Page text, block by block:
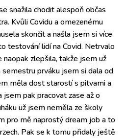
snažila chodit alespoň občas
Kvůli Covidu a omezenému
skončit a našla jsem si více
testování lidí na Covid. Netrvalo
naopak zlepšila, takže jsem už
prváku jsem si dala od
měla dost starostí s pitvami a
jsem pak pracovat zase až o
už jsem neměla ze školy
pro mě naprostý dream job a to
Pak se k tomu přidaly ještě